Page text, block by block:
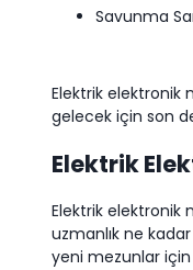
Savunma
Elektrik elektronik
gelecek için son
Elektrik
Elektrik elektronik
uzmanlık ne
yeni mezunlar için